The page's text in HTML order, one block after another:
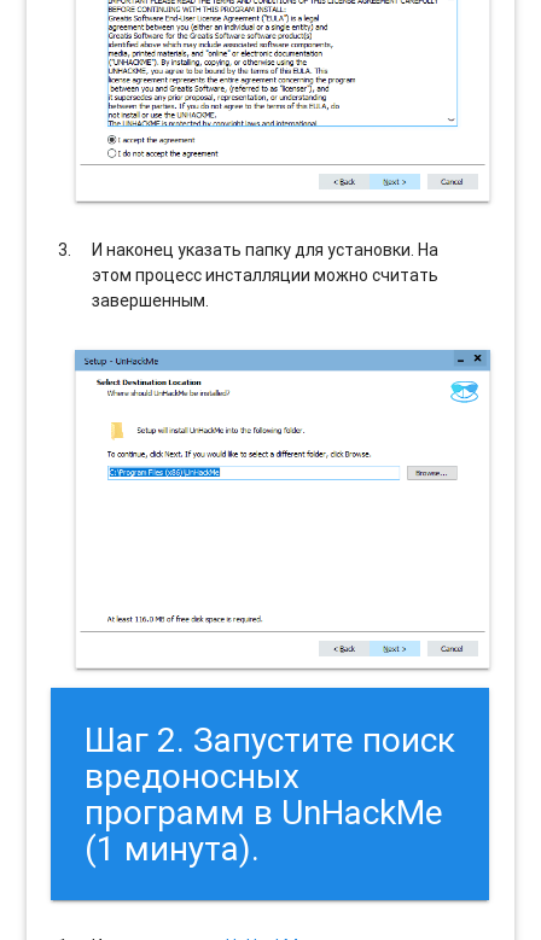
И наконец указать папку для установки. На
этом процесс инсталляции можно считать
завершенным.
Шаг 2. Запустите поиск
вредоносных
программ в UnHackMe
(1 минута).